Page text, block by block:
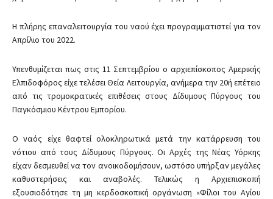
Η πλήρης επαναλειτουργία του ναού έχει προγραμματιστεί για τον
Απρίλιο του 2022.
Υπενθυμίζεται πως στις 11 Σεπτεμβρίου ο αρχιεπίσκοπος Αμερικής
Ελπιδοφόρος είχε τελέσει Θεία Λειτουργία, ανήμερα την 20ή επέτειο
από τις τρομοκρατικές επιθέσεις στους Δίδυμους Πύργους του
Παγκόσμιου Κέντρου Εμπορίου.
Ο ναός είχε θαφτεί ολοκληρωτικά μετά την κατάρρευση του
νότιου από τους Δίδυμους Πύργους. Οι Αρχές της Νέας Υόρκης
είχαν δεσμευθεί να τον ανοικοδομήσουν, ωστόσο υπήρξαν μεγάλες
καθυστερήσεις και αναβολές. Τελικώς η Αρχιεπισκοπή
εξουσιοδότησε τη μη κερδοσκοπική οργάνωση «Φίλοι του Αγίου